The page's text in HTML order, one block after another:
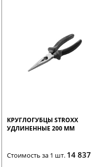
КРУГЛОГУБЦЫ STROXX
УДЛИНЕННЫЕ 200 ММ
Стоимость за 1 шт. 14 837